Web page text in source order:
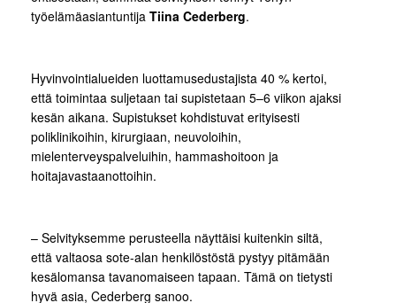
työelämäasiantuntija Tiina Cederberg.
Hyvinvointialueiden luottamusedustajista 40 % kertoi,
että toimintaa suljetaan tai supistetaan 5–6 viikon ajaksi
kesän aikana. Supistukset kohdistuvat erityisesti
poliklinikoihin, kirurgiaan, neuvoloihin,
mielenterveyspalveluihin, hammashoitoon ja
hoitajavastaanottoihin.
– Selvityksemme perusteella näyttäisi kuitenkin siltä,
että valtaosa sote-alan henkilöstöstä pystyy pitämään
kesälomansa tavanomaiseen tapaan. Tämä on tietysti
hyvä asia, Cederberg sanoo.